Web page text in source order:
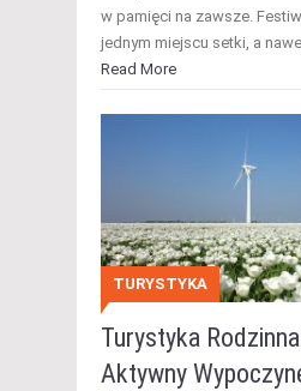
w pamięci na zawsze.
jednym miejscu setki, a
Read More
TURYSTYKA
Turystyka
Aktywny